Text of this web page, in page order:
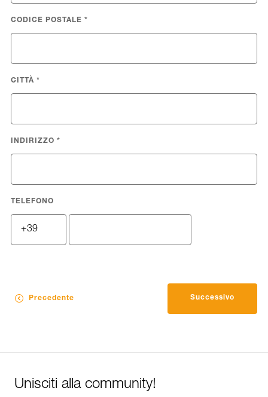
CODICE POSTALE *
CITTÀ *
INDIRIZZO *
TELEFONO
Precedente Successivo
Unisciti alla community!